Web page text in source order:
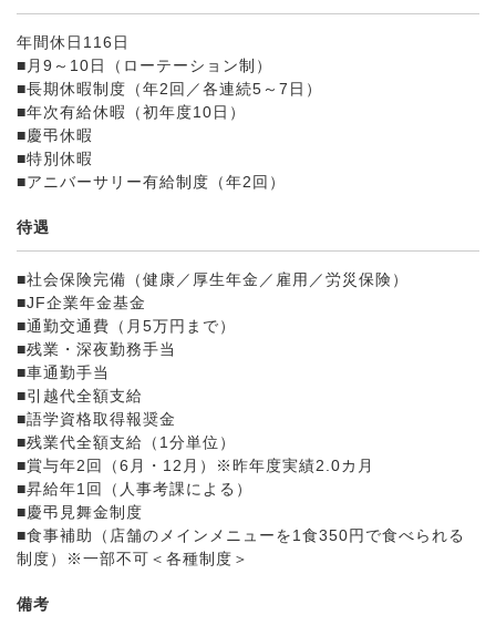
年間休日116日
■月9～10日（ローテーション制）
■長期休暇制度（年2回／各連続5～7日）
■年次有給休暇（初年度10日）
■慶弔休暇
■特別休暇
■アニバーサリー有給制度（年2回）
待遇
■社会保険完備（健康／厚生年金／雇用／労災保険）
■JF企業年金基金
■通勤交通費（月5万円まで）
■残業・深夜勤務手当
■車通勤手当
■引越代全額支給
■語学資格取得報奨金
■残業代全額支給（1分単位）
■賞与年2回（6月・12月）※昨年度実績2.0カ月
■昇給年1回（人事考課による）
■慶弔見舞金制度
■食事補助（店舗のメインメニューを1食350円で食べられる
制度）※一部不可＜各種制度＞
備考